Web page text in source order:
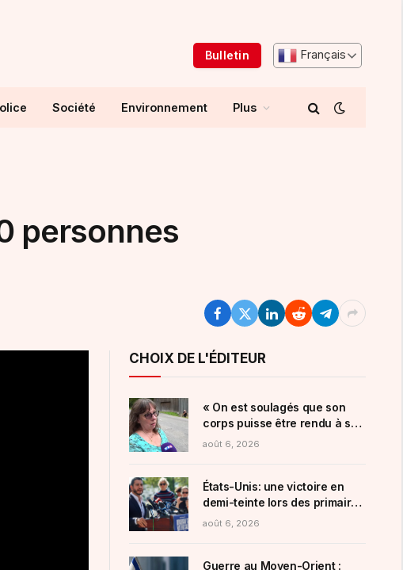
Bulletin Français
Société Environnement Plus
personnes
CHOIX DE L'ÉDITEUR
« On est soulagés que son
corps puisse être rendu à sa
famille » : émotion à Sixt-Fer-
crue
août 6, 2026
États-Unis: une victoire en
demi-teinte lors des primaires
démocrates dans le Michigan
août 6, 2026
Guerre au Moyen-Orient :